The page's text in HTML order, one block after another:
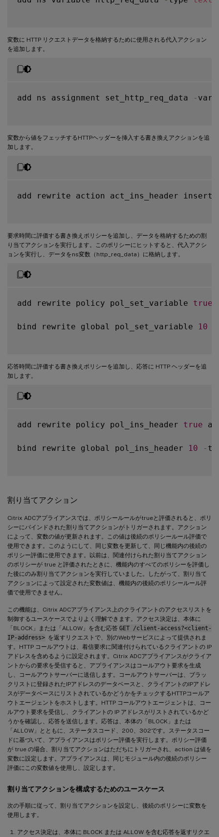
変数に HTTP リクエストデータを格納するために使用される代入アクション
を追加します。
add ns assignment set_http_req_data -
変数から値をフェッチするHTTPヘッダーを挿入する書き換えアクションを追
加します。
add rewrite action act_ins_header
要求時間に評価する書き換えポリシーを追加し、データを格納するための割
り当てアクションを実行します。このポリシーにヒットすると、代入アクシ
ョンを実行し、データをns変数（http_req_data）に格納します。
add rewrite policy pol_set_variable true
bind rewrite global pol_set_variable 10
応答時間に評価する書き換えポリシーを追加し、応答に HTTP ヘッダーを追
加します。
add rewrite policy pol_ins_header true
bind rewrite global pol_ins_header 10 -
割り当てアクション
Citrix ADCアプライアンスでは、ポリシールールがtrueと評価されると、ポリ
シーにバインドされた割り当てアクションがトリガーされます。アクション
によって、変数の値が更新されます。この値は後続のポリシールール評価で
使用できます。このようにして、同じ変数を更新して、同じ機能内の後続の
ポリシー評価に使用できます。以前は、関連付けられた割り当てアクション
のポリシーが true と評価されたときに、機能内のすべてのポリシーを評価し
た後にのみ割り当てアクションを実行していました。したがって、割り当て
アクションによって設定された変数値は、機能内の後続のポリシールール評
価で使用できません。
この機能は、Citrix ADCアプライアンス上のクライアントのアクセスリストを
制御するユースケースでよりよく理解できます。アクセス決定は、本体に
「BLOCK」または「ALLOW」を含む応答 GET /client-access?<client-
IP-address> を返すリクエストで、別のWebサービスによって提供されま
す。HTTP コールアウトは、着信要求に関連付けられているクライアントの IP
アドレスを含めるように設定されます。Citrix ADCアプライアンスがクライア
ントからの要求を受信すると、アプライアンスはコールアウト要求を生成
し、コールアウトサーバーに送信します。コールアウトサーバーは、ブラッ
クリストに登録されたIPアドレスのデータベースと、クライアントのIPアドレ
スがデータベースにリストされているかどうかをチェックするHTTPコールア
ウトエージェントをホストします。HTTP コールアウトエージェントは、コー
ルアウト要求を受信し、クライアントの IP アドレスがリストされているかど
うかを確認し、応答を送信します。応答は、本体の「BLOCK」または
「ALLOW」とともに、ステータスコード、200、302です。ステータスコー
ドに基づいて、アプライアンスはポリシー評価を実行します。ポリシー評価
が true の場合、割り当てアクションはただちにトリガーされ、action は値を
変数に設定します。アプライアンスは、同じモジュール内の後続のポリシー
評価にこの変数値を使用し、設定します。
割り当てアクションを構成するためのユースケース
次の手順に従って、割り当てアクションを設定し、後続のポリシーに変数を
使用します。
アクセス決定は、本体に BLOCK または ALLOW を含む応答を返すリクエ